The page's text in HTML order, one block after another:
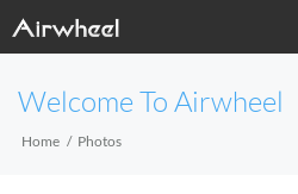
Welcome To Airwheel
Home Photos